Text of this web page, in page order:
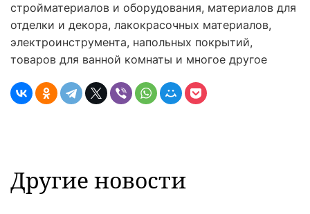
стройматериалов и оборудования, материалов для
отделки и декора, лакокрасочных материалов,
электроинструмента, напольных покрытий,
товаров для ванной комнаты и многое другое
Другие новости